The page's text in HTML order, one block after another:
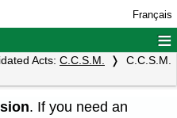
Français
≡
Acts: C.C.S.M.
C.C.S.M.
. If you need an